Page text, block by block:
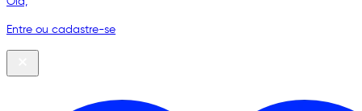
Entre ou cadastre-se